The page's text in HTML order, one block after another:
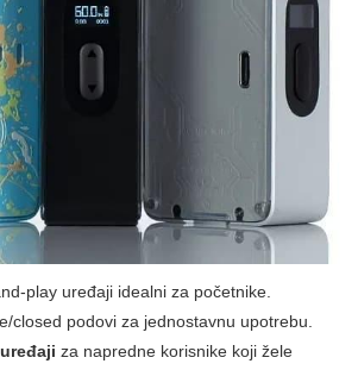
play uređaji idealni za početnike.
closed podovi za jednostavnu upotrebu.
za napredne korisnike koji žele